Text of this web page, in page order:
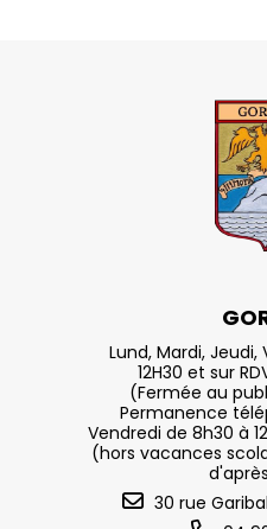
Lund, Mardi,
12H30 et sur
(Fermée au
Permanence
Vendredi de 8h30 à
(hors vacances
30 rue